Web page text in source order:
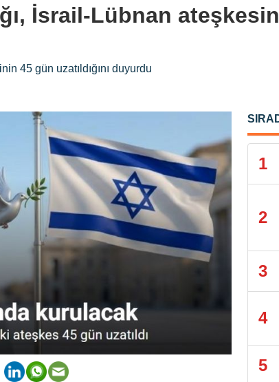
İsrail-Lübnan
45 gün uzatıldığını duyurdu
1
2
3
4
5